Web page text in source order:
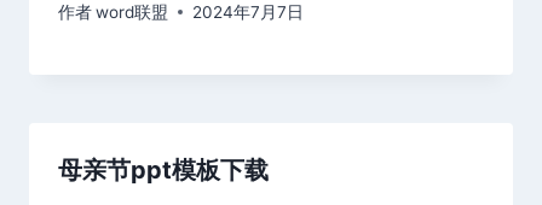
作者word联盟 2024年7月7日
母亲节ppt模板下载